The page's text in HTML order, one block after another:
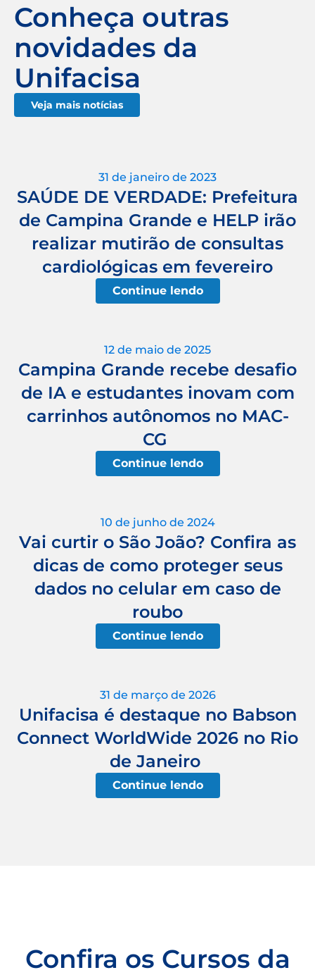
Conheça outras
novidades da
Unifacisa
Veja mais notícias
31 de janeiro de 2023
SAÚDE DE VERDADE: Prefeitura
de Campina Grande e HELP irão
realizar mutirão de consultas
cardiológicas em fevereiro
Continue lendo
12 de maio de 2025
Campina Grande recebe desafio
de IA e estudantes inovam com
carrinhos autônomos no MAC-
CG
Continue lendo
10 de junho de 2024
Vai curtir o São João? Confira as
dicas de como proteger seus
dados no celular em caso de
roubo
Continue lendo
31 de março de 2026
Unifacisa é destaque no Babson
Connect WorldWide 2026 no Rio
de Janeiro
Continue lendo
Confira os Cursos da